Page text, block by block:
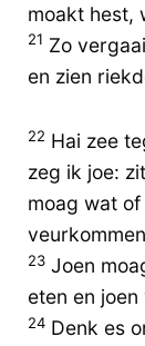
moakt hest,
21 Zo
en zien
22 Hai zee
zeg ik joe:
moag wat
23 Joen
eten en
24 Denk es